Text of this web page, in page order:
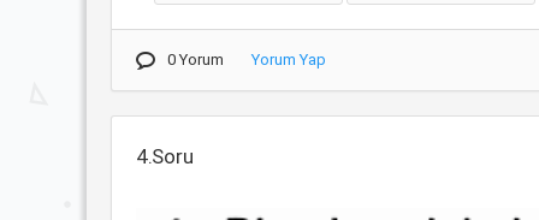
0 Yorum Yorum Yap
4.Soru